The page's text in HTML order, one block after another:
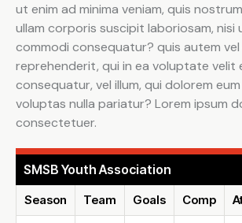
ut enim ad minima veniam, quis
ullam corporis suscipit laboriosam, nisi
commodi consequatur? quis autem vel
reprehenderit, qui in ea voluptate velit
consequatur, vel illum, qui dolorem
voluptas nulla pariatur? Lorem ipsum
consectetuer.
SMSB Youth Association
Season Team Goals Comp